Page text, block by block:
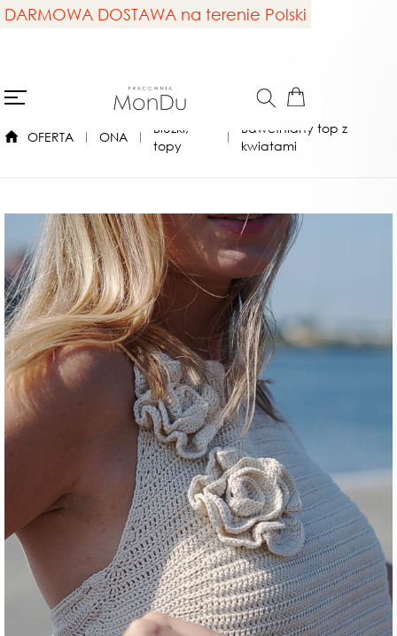
DARMOWA DOSTAWA na terenie Polski
OFERTA ONA
Bluzki,
topy
Bawełniany top z
kwiatami